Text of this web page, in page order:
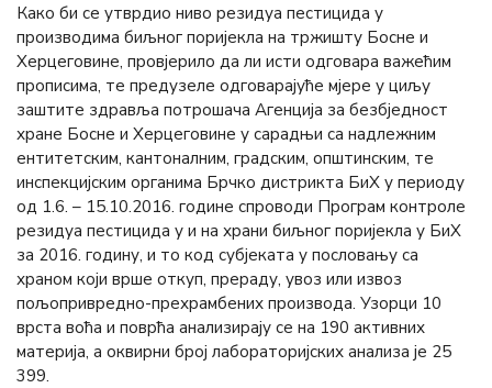
Како би се утврдио ниво резидуа пестицида у
производима биљног поријекла на тржишту Босне и
Херцеговине, провјерило да ли исти одговара важећим
прописима, те предузеле одговарајуће мјере у циљу
заштите здравља потрошача Агенција за безбједност
хране Босне и Херцеговине у сарадњи са надлежним
ентитетским, кантоналним, градским, општинским, те
инспекцијским органима Брчко дистрикта БиХ у периоду
од 1.6. – 15.10.2016. године спроводи Програм контроле
резидуа пестицида у и на храни биљног поријекла у БиХ
за 2016. годину, и то код субјеката у пословању са
храном који врше откуп, прераду, увоз или извоз
пољопривредно-прехрамбених производа. Узорци 10
врста воћа и поврћа анализирају се на 190 активних
материја, а оквирни број лабораторијских анализа је 25
399.